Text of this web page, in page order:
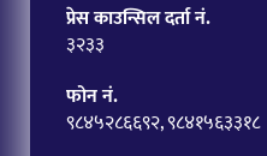
प्रेस काउन्सिल दर्ता नं.
३२३३
फोन नं.
९८४५२८६६९२, ९८४१५६३३१८